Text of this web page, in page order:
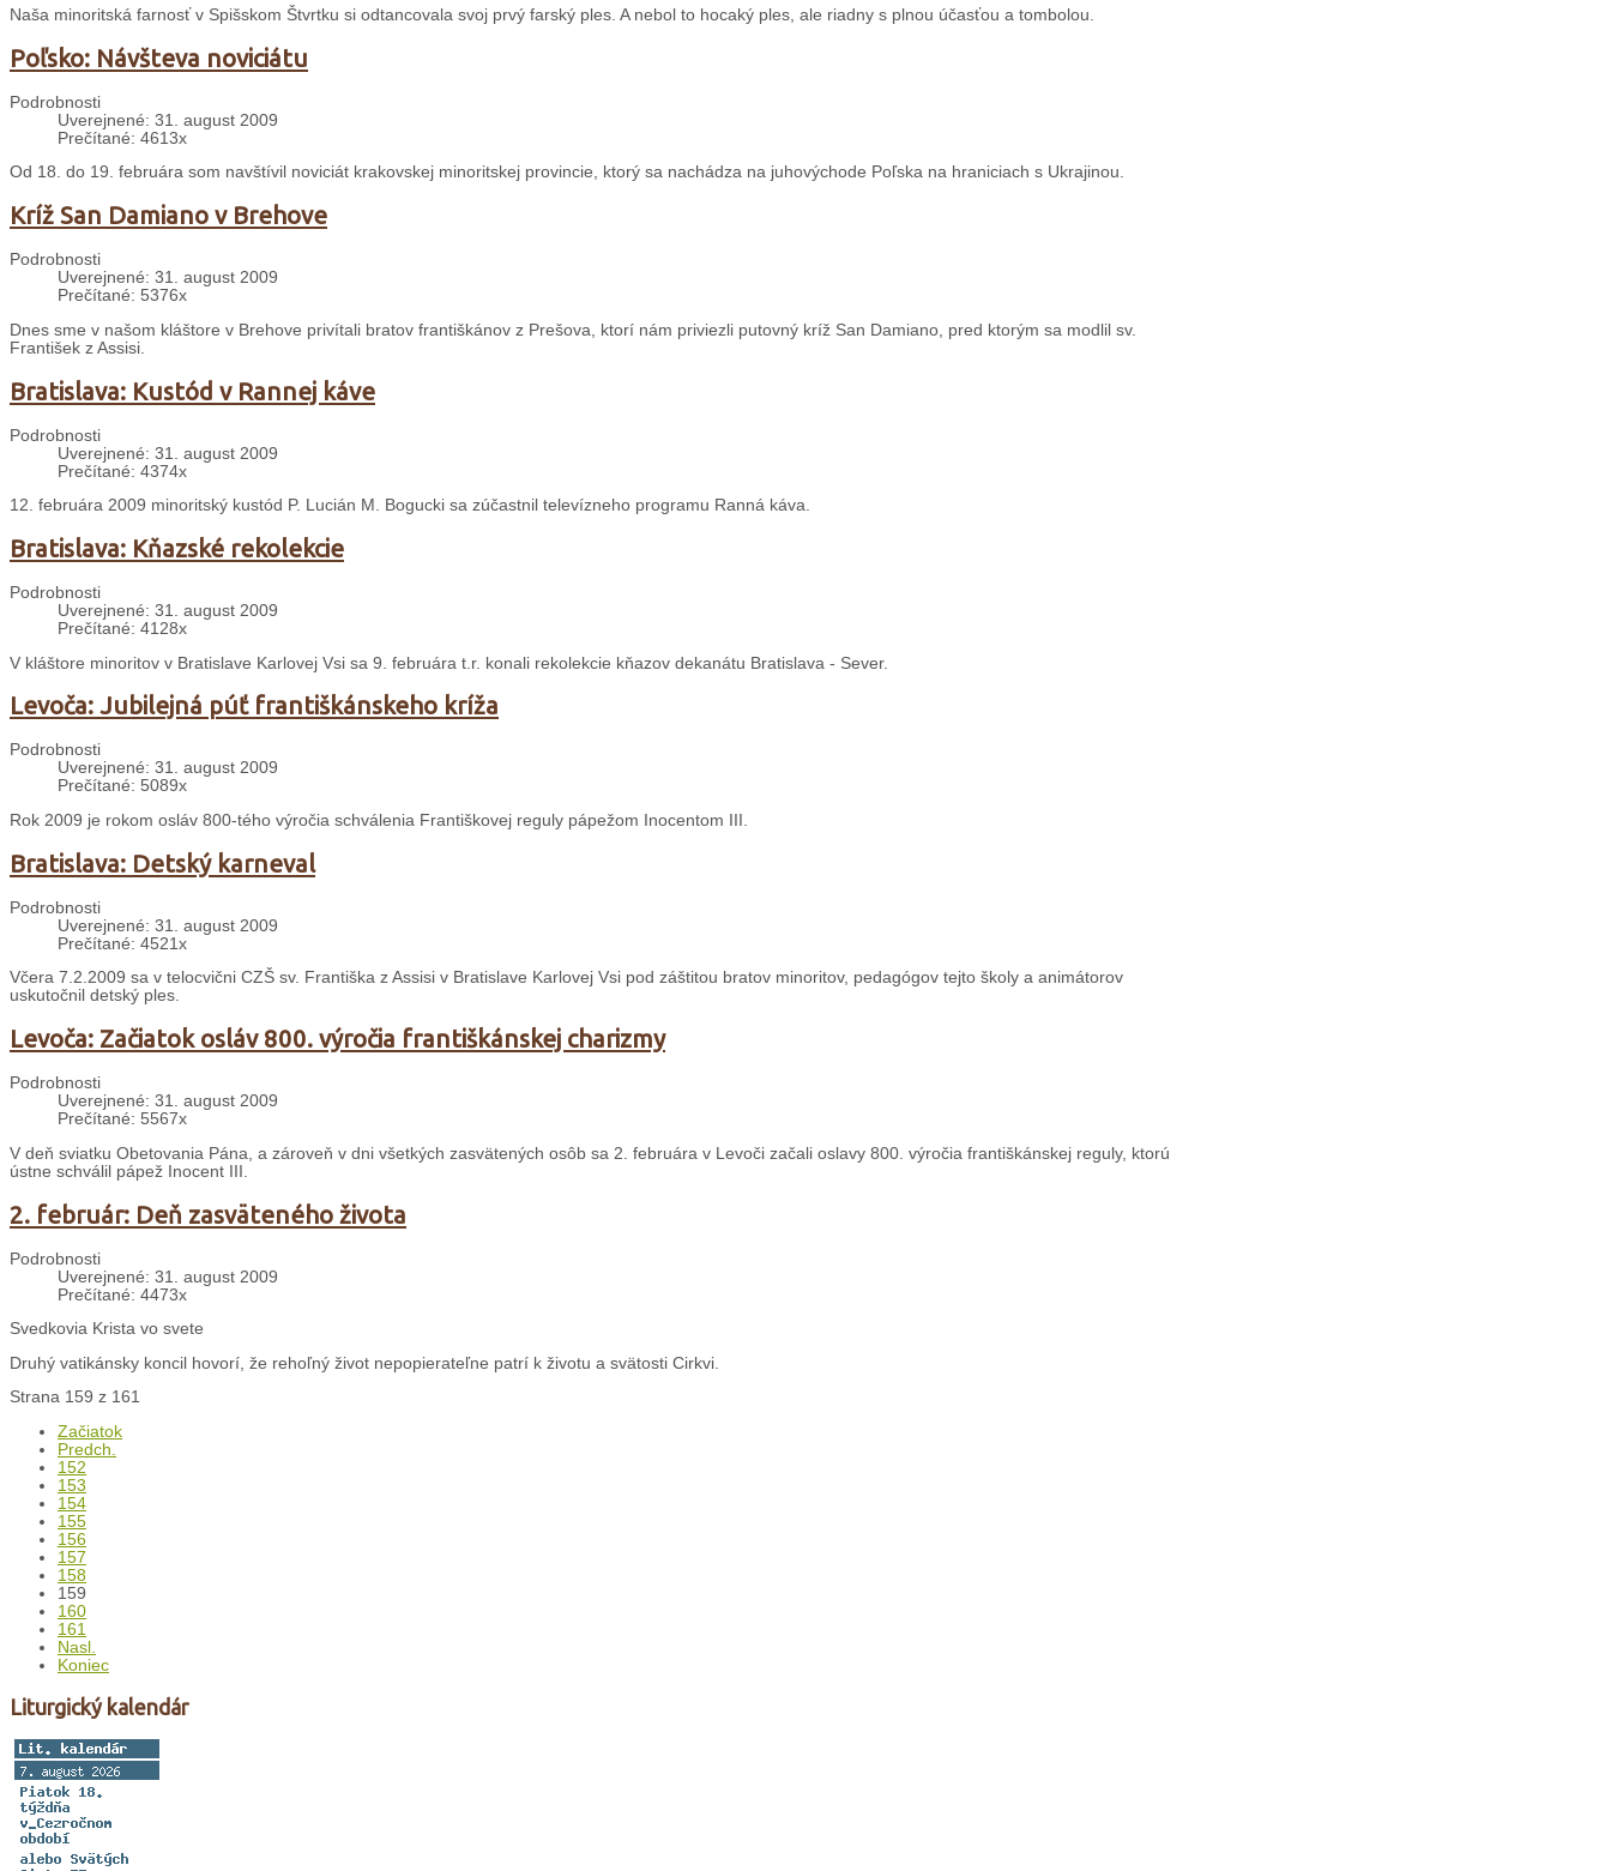
Naša minoritská farnosť v Spišskom Štvrtku si odtancovala svoj prvý farský ples. A nebol to hocaký ples, ale riadny s plnou účasťou a tombolou.
Poľsko: Návšteva noviciátu
Podrobnosti
Uverejnené: 31. august 2009
Prečítané: 4613x
Od 18. do 19. februára som navštívil noviciát krakovskej minoritskej provincie, ktorý sa nachádza na juhovýchode Poľska na hraniciach s Ukrajinou.
Kríž San Damiano v Brehove
Podrobnosti
Uverejnené: 31. august 2009
Prečítané: 5376x
Dnes sme v našom kláštore v Brehove privítali bratov františkánov z Prešova, ktorí nám priviezli putovný kríž San Damiano, pred ktorým sa modlil sv.
František z Assisi.
Bratislava: Kustód v Rannej káve
Podrobnosti
Uverejnené: 31. august 2009
Prečítané: 4374x
12. februára 2009 minoritský kustód P. Lucián M. Bogucki sa zúčastnil televízneho programu Ranná káva.
Bratislava: Kňazské rekolekcie
Podrobnosti
Uverejnené: 31. august 2009
Prečítané: 4128x
V kláštore minoritov v Bratislave Karlovej Vsi sa 9. februára t.r. konali rekolekcie kňazov dekanátu Bratislava - Sever.
Levoča: Jubilejná púť františkánskeho kríža
Podrobnosti
Uverejnené: 31. august 2009
Prečítané: 5089x
Rok 2009 je rokom osláv 800-tého výročia schválenia Františkovej reguly pápežom Inocentom III.
Bratislava: Detský karneval
Podrobnosti
Uverejnené: 31. august 2009
Prečítané: 4521x
Včera 7.2.2009 sa v telocvični CZŠ sv. Františka z Assisi v Bratislave Karlovej Vsi pod záštitou bratov minoritov, pedagógov tejto školy a animátorov
uskutočnil detský ples.
Levoča: Začiatok osláv 800. výročia františkánskej charizmy
Podrobnosti
Uverejnené: 31. august 2009
Prečítané: 5567x
V deň sviatku Obetovania Pána, a zároveň v dni všetkých zasvätených osôb sa 2. februára v Levoči začali oslavy 800. výročia františkánskej reguly, ktorú
ústne schválil pápež Inocent III.
2. február: Deň zasväteného života
Podrobnosti
Uverejnené: 31. august 2009
Prečítané: 4473x
Svedkovia Krista vo svete
Druhý vatikánsky koncil hovorí, že rehoľný život nepopierateľne patrí k životu a svätosti Cirkvi.
Strana 159 z 161
Začiatok
Predch.
152
153
154
155
156
157
158
159
160
161
Nasl.
Koniec
Liturgický kalendár